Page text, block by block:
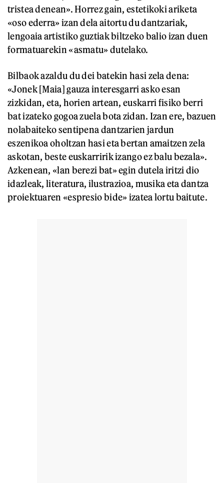
tristea denean». Horrez gain, estetikoki ariketa
«oso ederra» izan dela aitortu du dantzariak,
lengoaia artistiko guztiak biltzeko balio izan duen
formatuarekin «asmatu» dutelako.
Bilbaok azaldu du dei batekin hasi zela dena:
«Jonek [Maia] gauza interesgarri asko esan
zizkidan, eta, horien artean, euskarri fisiko berri
bat izateko gogoa zuela bota zidan. Izan ere, bazuen
nolabaiteko sentipena dantzarien jardun
eszenikoa oholtzan hasi eta bertan amaitzen zela
askotan, beste euskarririk izango ez balu bezala».
Azkenean, «lan berezi bat» egin dutela iritzi dio
idazleak, literatura, ilustrazioa, musika eta dantza
proiektuaren «espresio bide» izatea lortu baitute.